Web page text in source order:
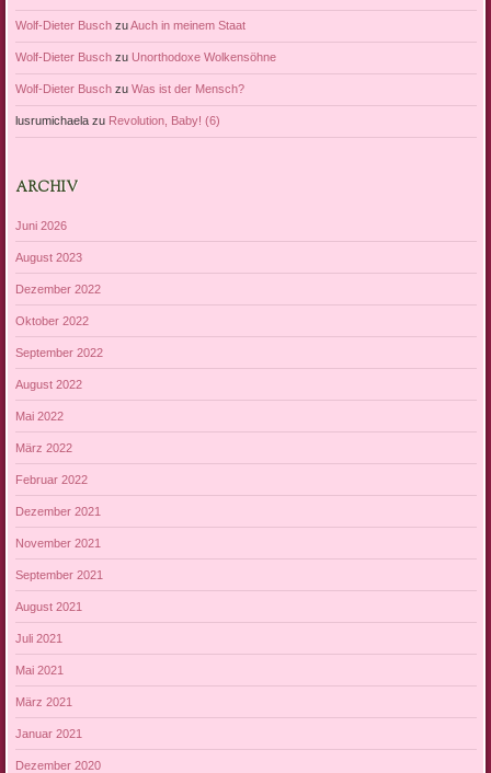
Wolf-Dieter BuschzuAuch in meinem Staat
Wolf-Dieter Buschzu Unorthodoxe Wolkensöhne
Wolf-Dieter Buschzu Was ist der Mensch?
lusrumichaelazu Revolution, Baby! (6)
ARCHIV
Juni 2026
August 2023
Dezember 2022
Oktober 2022
September 2022
August 2022
Mai 2022
März 2022
Februar 2022
Dezember 2021
November 2021
September 2021
August 2021
Juli 2021
Mai 2021
März 2021
Januar 2021
Dezember 2020